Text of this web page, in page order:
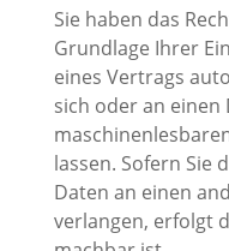
Sie haben das
Grundlage Ihrer
eines Vertrags
sich oder an
lassen. Sofern Sie
Daten an einen
verlangen, erfolgt